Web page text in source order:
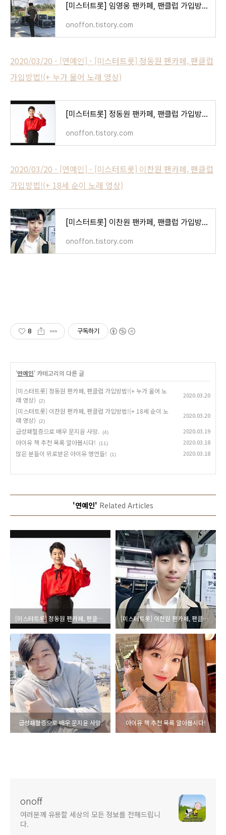
[미스터트롯] 임영웅 팬카페, 팬클럽 가입방법!(+ 배신자 노래 영상)
onoffon.tistory.com
2020/03/20 - [연예인] - [미스터트롯] 정동원 팬카페, 팬클럽
가입방법!(+ 누가 울어 노래 영상)
[미스터트롯] 정동원 팬카페, 팬클럽 가입방법!(+ 누가 울어 노래 영상)
onoffon.tistory.com
2020/03/20 - [연예인] - [미스터트롯] 이찬원 팬카페, 팬클럽
가입방법!(+ 18세 순이 노래 영상)
[미스터트롯] 이찬원 팬카페, 팬클럽 가입방법!(+ 18세 순이 노래 영상)
onoffon.tistory.com
8 구독하기
'연예인' 카테고리의 다른 글
[미스터트롯] 정동원 팬카페, 팬클럽 가입방법!(+ 누가 울어 노
래 영상)
(2)
2020.03.20
[미스터트롯] 이찬원 팬카페, 팬클럽 가입방법!(+ 18세 순이 노
래 영상)
(2)
2020.03.20
급성패혈증으로 배우 문지윤 사망. (4) 2020.03.19
아이유 책 추천 목록 알아봅시다! (11) 2020.03.18
많은 분들이 위로받은 아이유 명언들! (1) 2020.03.18
'연예인' Related Articles
[미스터트롯] 정동원 팬카페, 팬클럽 가입방법!(+ 누가 울어 노래 영상) [미스터트롯] 이찬원 팬카페, 팬클럽 가입방법!(+ 18세 순이 노래 영상)
급성패혈증으로 배우 문지윤 사망. 아이유 책 추천 목록 알아봅시다!
onoff
여러분께 유용할 세상의 모든 정보를 전해드립니
다.